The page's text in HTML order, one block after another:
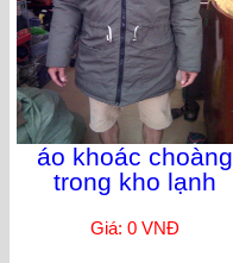
áo khoác choàng
trong kho lạnh
Giá: 0 VNĐ